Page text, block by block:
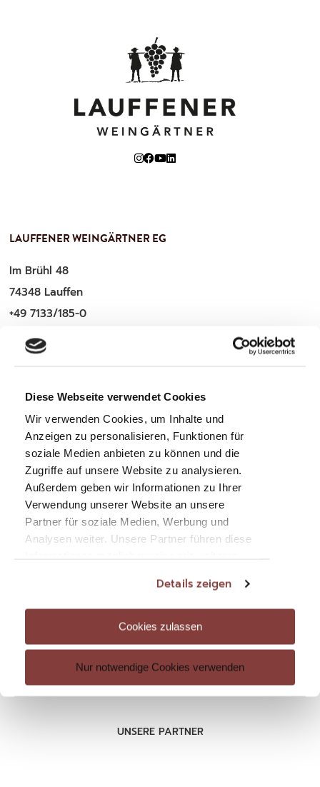
Diese Webseite verwendet Cookies
Wir verwenden Cookies, um Inhalte und
Anzeigen zu personalisieren, Funktionen für
soziale Medien anbieten zu können und die
Zugriffe auf unsere Website zu analysieren.
Außerdem geben wir Informationen zu Ihrer
Verwendung unserer Website an unsere
Partner für soziale Medien, Werbung und
Analysen weiter. Unsere Partner führen diese
haben oder die sie im Rahmen Ihrer Nutzung
der Dienste gesammelt haben. Sie geben
Einwilligung zu unseren Cookies, wenn Sie
unsere Webseite weiterhin nutzen.
Details zeigen
Cookies zulassen
Nur notwendige Cookies verwenden
LAUFFENER WEINGÄRTNER EG
Im Brühl 48
74348 Lauffen
+49 7133/185-0
service@lauffener-wein.de
Zahlung & Versand
Mitglieder-Login
RECHTLICHES
UNSERE PARTNER